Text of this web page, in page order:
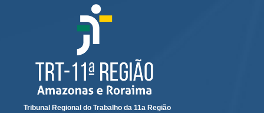
Comissão de Vitaliciamento
Comitê de Atenção Integral à Saúde de Magistrados e
Servidores
Comitê de Segurança Permanente
Comitê de Combate ao Trabalho Infantil e de Estímulo à
Aprendizagem
Comitê de Incentivo à Participação Institucional Feminina
Tribunal Regional do Trabalho da 11a Região